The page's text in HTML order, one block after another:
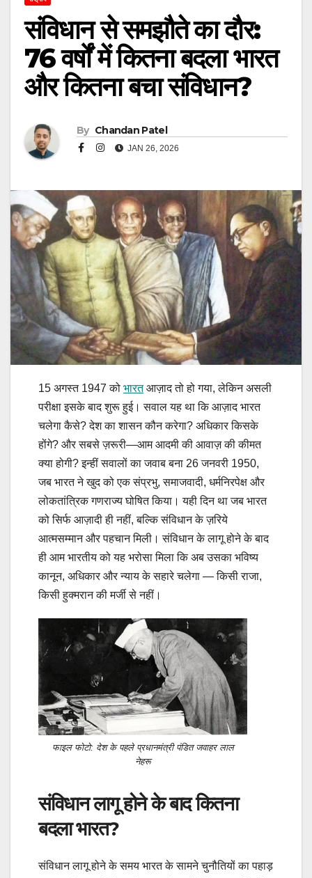
संविधान से समझौते का दौर:
76 वर्षों में कितना बदला भारत
और कितना बचा संविधान?
By Chandan Patel
JAN 26, 2026
15 अगस्त 1947 को भारतआज़ाद तो हो गया, लेकिन असली
परीक्षा इसके बाद शुरू हुई। सवाल यह था कि आज़ाद भारत
चलेगा कैसे? देश का शासन कौन करेगा? अधिकार किसके
होंगे? और सबसे ज़रूरी—आम आदमी की आवाज़ की कीमत
क्या होगी? इन्हीं सवालों का जवाब बना 26 जनवरी 1950,
जब भारत ने खुद को एक संप्रभु, समाजवादी, धर्मनिरपेक्ष और
लोकतांत्रिक गणराज्य घोषित किया। यही दिन था जब भारत
को सिर्फ आज़ादी ही नहीं, बल्कि संविधान के ज़रिये
आत्मसम्मान और पहचान मिली। संविधान के लागू होने के बाद
ही आम भारतीय को यह भरोसा मिला कि अब उसका भविष्य
कानून, अधिकार और न्याय के सहारे चलेगा — किसी राजा,
किसी हुक्मरान की मर्जी से नहीं।
फाइल फोटो: देश के पहले प्रधानमंत्री पंडित जवाहर लाल
नेहरू
संविधान लागू होने के बाद कितना
बदला भारत?
संविधान लागू होने के समय भारत के सामने चुनौतियों का पहाड़